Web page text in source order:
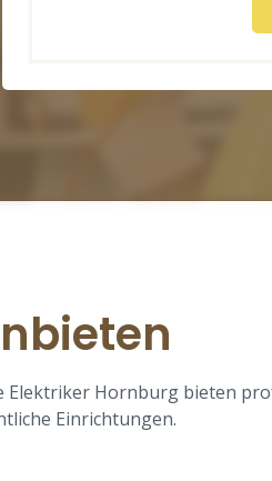
Hornburg bieten
Einrichtungen.